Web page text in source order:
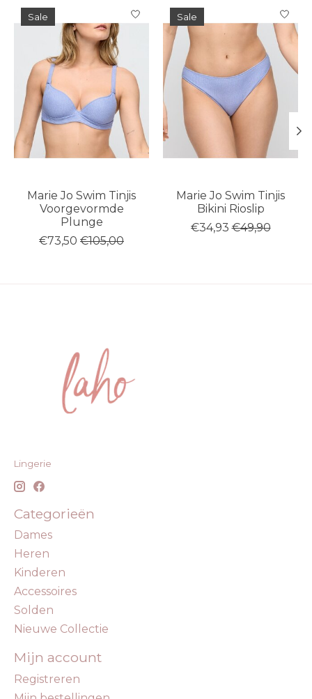
Items van productcarrousel
Sale
Marie Jo Swim Tinjis
Voorgevormde
Plunge
€73,50 €105,00
Sale
Marie Jo Swim Tinjis
Bikini Rioslip
€34,93 €49,90
Lingerie
Categorieën
Dames
Heren
Kinderen
Accessoires
Solden
Nieuwe Collectie
Mijn account
Registreren